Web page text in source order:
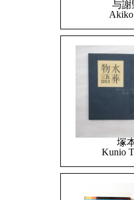
与謝
Akiko
塚
Kunio